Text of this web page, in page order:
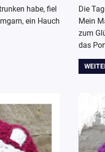
habe, fiel
ein Hauch
Die
Mein
zum
das